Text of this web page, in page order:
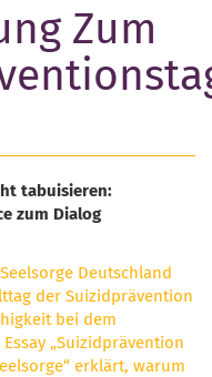
Zum
tabuisieren:
zum Dialog
Deutschland
der Suizidprävention
bei dem
„Suizidprävention
erklärt, warum